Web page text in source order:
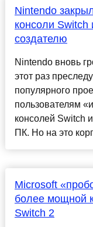
Nintendo
консоли Switch
создателю
Nintendo вновь
этот раз
популярного
пользователям
консолей Switch
ПК. Но на это
Microsoft
более мощной
Switch 2